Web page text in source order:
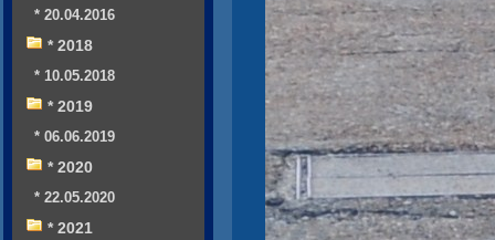
* 20.04.2016
* 2018
* 10.05.2018
* 2019
* 06.06.2019
* 2020
* 22.05.2020
* 2021